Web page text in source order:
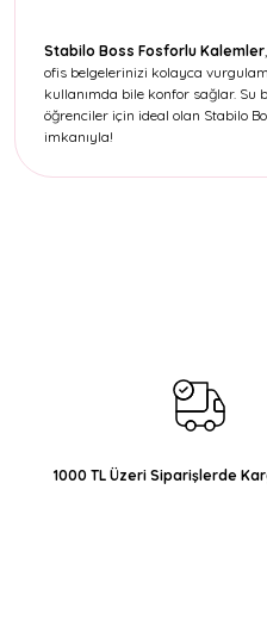
Stabilo Boss Fosforlu Kalemler
ofis belgelerinizi kolayca
kullanımda bile konfor sağlar. Su
öğrenciler için ideal olan Stabilo
imkanıyla!
Ürün fiyatı diğer sitelerden
Bu ürüne benzer farklı
1000 TL Üzeri Siparişlerde